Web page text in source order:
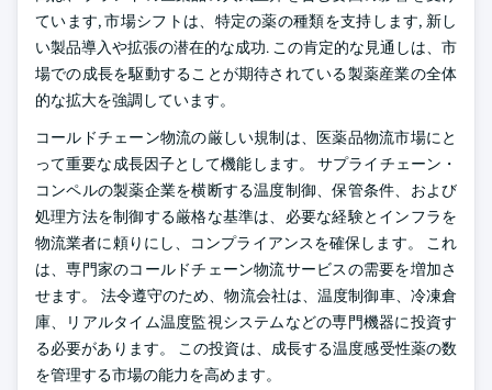
ています, 市場シフトは、特定の薬の種類を支持します, 新し
い製品導入や拡張の潜在的な成功. この肯定的な見通しは、市
場での成長を駆動することが期待されている製薬産業の全体
的な拡大を強調しています。
コールドチェーン物流の厳しい規制は、医薬品物流市場にと
って重要な成長因子として機能します。 サプライチェーン・
コンペルの製薬企業を横断する温度制御、保管条件、および
処理方法を制御する厳格な基準は、必要な経験とインフラを
物流業者に頼りにし、コンプライアンスを確保します。 これ
は、専門家のコールドチェーン物流サービスの需要を増加さ
せます。 法令遵守のため、物流会社は、温度制御車、冷凍倉
庫、リアルタイム温度監視システムなどの専門機器に投資す
る必要があります。 この投資は、成長する温度感受性薬の数
を管理する市場の能力を高めます。